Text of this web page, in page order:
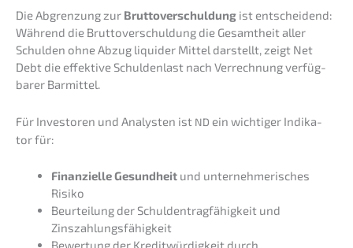
Die Abgren­zung zur Brutto­ver­schul­dung ist entschei­dend:
Während die Brutto­ver­schul­dung die Gesamt­heit aller
Schul­den ohne Abzug liqui­der Mittel darstellt, zeigt Net
Debt die effek­ti­ve Schul­den­last nach Verrech­nung verfüg­
ba­rer Barmittel.
Für Inves­to­ren und Analys­ten ist ND ein wichti­ger Indika­
tor für:
Finan­zi­el­le Gesund­heit und unter­neh­me­ri­sches
Risiko
Beurtei­lung der Schul­den­trag­fä­hig­keit und
Zinszahlungsfähigkeit
Bewer­tung der Kredit­wür­dig­keit durch